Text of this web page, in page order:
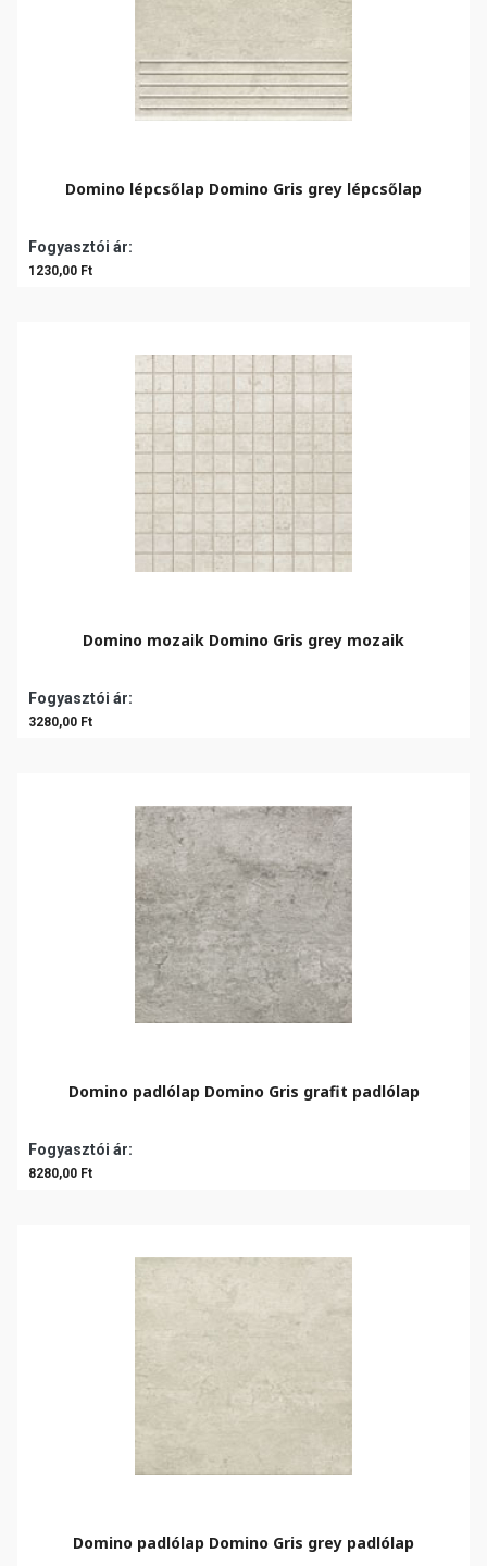
Domino lépcsőlap Domino Gris grey lépcsőlap
Fogyasztói ár:
1230,00 Ft
Domino mozaik Domino Gris grey mozaik
Fogyasztói ár:
3280,00 Ft
Domino padlólap Domino Gris grafit padlólap
Fogyasztói ár:
8280,00 Ft
Domino padlólap Domino Gris grey padlólap